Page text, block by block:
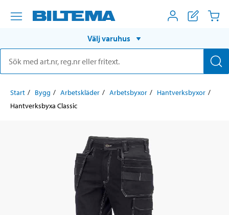
Välj varuhus
Start Bygg Arbetskläder Arbetsbyxor
Hantverksbyxor
Hantverksbyxa Classic